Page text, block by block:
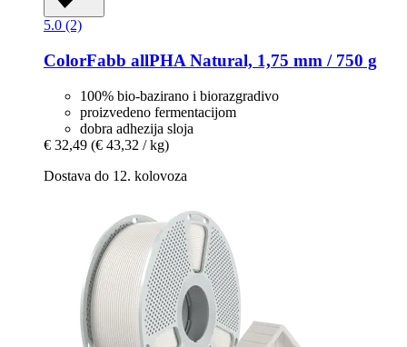
5.0 (2)
ColorFabb allPHA Natural, 1,75 mm / 750 g
100% bio-bazirano i biorazgradivo
proizvedeno fermentacijom
dobra adhezija sloja
€ 32,49 (€ 43,32 / kg)
Dostava do 12. kolovoza